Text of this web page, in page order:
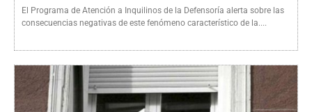
El Programa de Atención a Inquilinos de la Defensoría alerta sobre las
consecuencias negativas de este fenómeno característico de la....